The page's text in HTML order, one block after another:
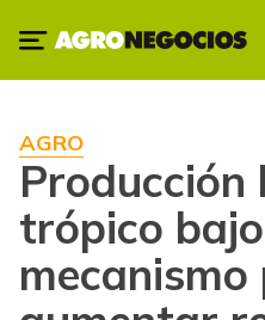
AGRO
Producción
trópico
mecanismo